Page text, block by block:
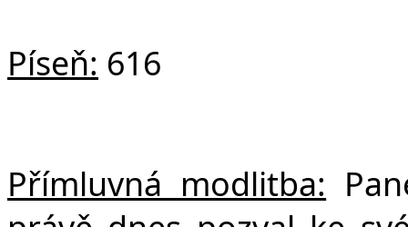
Píseň: 616
Přímluvná modlitba: